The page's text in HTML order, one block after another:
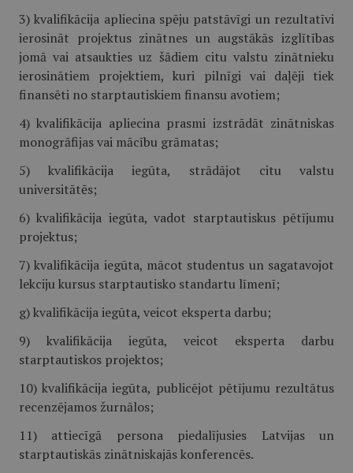
3) kvalifikācija apliecina spēju patstāvīgi un rezultatīvi
ierosināt projektus zinātnes un augstākās izglītības
jomā vai atsaukties uz šādiem citu valstu zinātnieku
ierosinātiem projektiem, kuri pilnīgi vai daļēji tiek
finansēti no starptautiskiem finansu avotiem;
4) kvalifikācija apliecina prasmi izstrādāt zinātniskas
monogrāfijas vai mācību grāmatas;
5) kvalifikācija iegūta, strādājot citu valstu
universitātēs;
6) kvalifikācija iegūta, vadot starptautiskus pētījumu
projektus;
7) kvalifikācija iegūta, mācot studentus un sagatavojot
lekciju kursus starptautisko standartu līmenī;
g) kvalifikācija iegūta, veicot eksperta darbu;
9) kvalifikācija iegūta, veicot eksperta darbu
starptautiskos projektos;
10) kvalifikācija iegūta, publicējot pētījumu rezultātus
recenzējamos žurnālos;
11) attiecīgā persona piedalījusies Latvijas un
starptautiskās zinātniskajās konferencēs.